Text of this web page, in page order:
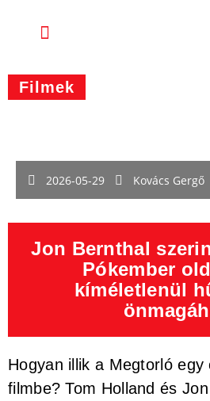
Filmek
2026-05-29 Kovács Gergő
Jon Bernthal
Pókember
kíméletlenül
Hogyan illik a Megtorló egy
filmbe? Tom Holland és